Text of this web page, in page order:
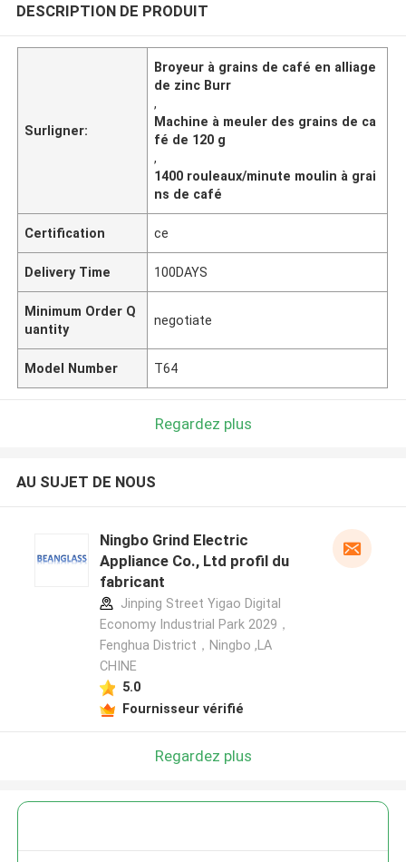
DESCRIPTION DE PRODUIT
Surligner:
Broyeur à grains de café en alliage
de zinc Burr
,
Machine à meuler des grains de ca
fé de 120 g
,
1400 rouleaux/minute moulin à grai
ns de café
Certification ce
Delivery Time 100DAYS
Minimum Order Q
uantity
negotiate
Model Number T64
Regardez plus
AU SUJET DE NOUS
Ningbo Grind Electric
Appliance Co., Ltd profil du
fabricant
Jinping Street Yigao Digital
Economy Industrial Park 2029，
Fenghua District，Ningbo ,LA
CHINE
5.0
Fournisseur vérifié
Regardez plus